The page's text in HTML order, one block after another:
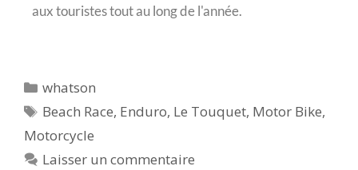
aux touristes tout au long de l'année.
whatson
Beach Race, Enduro, Le Touquet, Motor Bike,
Motorcycle
Laisser un commentaire